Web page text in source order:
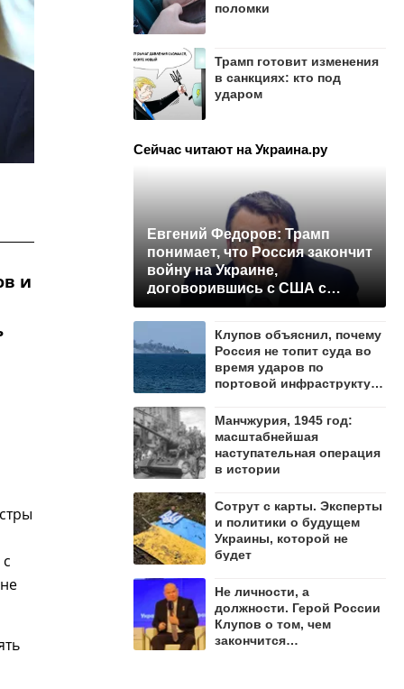
и
поломки
Трамп готовит изменения
в санкциях: кто под
ударом
Сейчас читают на Украина.ру
Евгений Федоров: Трамп
понимает, что Россия закончит
войну на Украине,
договорившись с США с
позиции силы
Клупов объяснил, почему
Россия не топит суда во
время ударов по
портовой инфраструктуре
Манчжурия, 1945 год:
масштабнейшая
наступательная операция
в истории
Сотрут с карты. Эксперты
и политики о будущем
Украины, которой не
будет
Не личности, а
должности. Герой России
Клупов о том, чем
закончится